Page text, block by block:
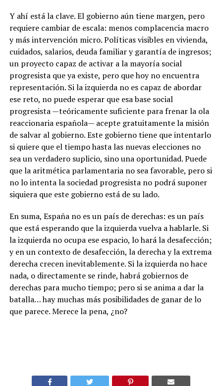
Y ahí está la clave. El gobierno aún tiene margen, pero
requiere cambiar de escala: menos complacencia macro
y más intervención micro. Políticas visibles en vivienda,
cuidados, salarios, deuda familiar y garantía de ingresos;
un proyecto capaz de activar a la mayoría social
progresista que ya existe, pero que hoy no encuentra
representación. Si la izquierda no es capaz de abordar
ese reto, no puede esperar que esa base social
progresista —teóricamente suficiente para frenar la ola
reaccionaria española— acepte gratuitamente la misión
de salvar al gobierno. Este gobierno tiene que intentarlo
si quiere que el tiempo hasta las nuevas elecciones no
sea un verdadero suplicio, sino una oportunidad. Puede
que la aritmética parlamentaria no sea favorable, pero si
no lo intenta la sociedad progresista no podrá suponer
siquiera que este gobierno está de su lado.
En suma, España no es un país de derechas: es un país
que está esperando que la izquierda vuelva a hablarle. Si
la izquierda no ocupa ese espacio, lo hará la desafección;
y en un contexto de desafección, la derecha y la extrema
derecha crecen inevitablemente. Si la izquierda no hace
nada, o directamente se rinde, habrá gobiernos de
derechas para mucho tiempo; pero si se anima a dar la
batalla… hay muchas más posibilidades de ganar de lo
que parece. Merece la pena, ¿no?